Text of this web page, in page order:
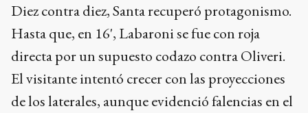
Diez contra diez, Santa recuperó protagonismo.
Hasta que, en 16', Labaroni se fue con roja
directa por un supuesto codazo contra Oliveri.
El visitante intentó crecer con las proyecciones
de los laterales, aunque evidenció falencias en el